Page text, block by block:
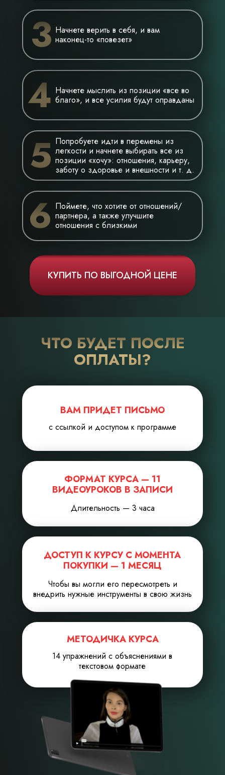
КУПИТЬ ПО ВЫГОДНОЙ ЦЕНЕ
Начнете верить в себя, и вам
наконец-то «повезет»
Попробуете идти в перемены из
легкости и начнете выбирать все из
позиции «хочу»: отношения, карьеру,
заботу о здоровье и внешности и т. д.
Начнете мыслить из позиции «все во
благо», и все усилия будут оправданы
Поймете, что хотите от отношений/
партнера, а также улучшите
отношения с близкими
3
4
5
6
ЧТО БУДЕТ ПОСЛЕ
ОПЛАТЫ?
с ссылкой и доступом к программе
ВАМ ПРИДЕТ ПИСЬМО
Чтобы вы могли его пересмотреть и
внедрить нужные инструменты в свою жизнь
ДОСТУП К КУРСУ С МОМЕНТА
ПОКУПКИ — 1 МЕСЯЦ
Длительность — 3 часа
ФОРМАТ КУРСА — 11
ВИДЕОУРОКОВ В ЗАПИСИ
14 упражнений с объяснениями в
текстовом формате
МЕТОДИЧКА КУРСА